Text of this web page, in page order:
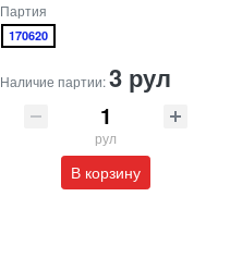
Партия
170620
Наличие партии:3 рул
рул
В корзину